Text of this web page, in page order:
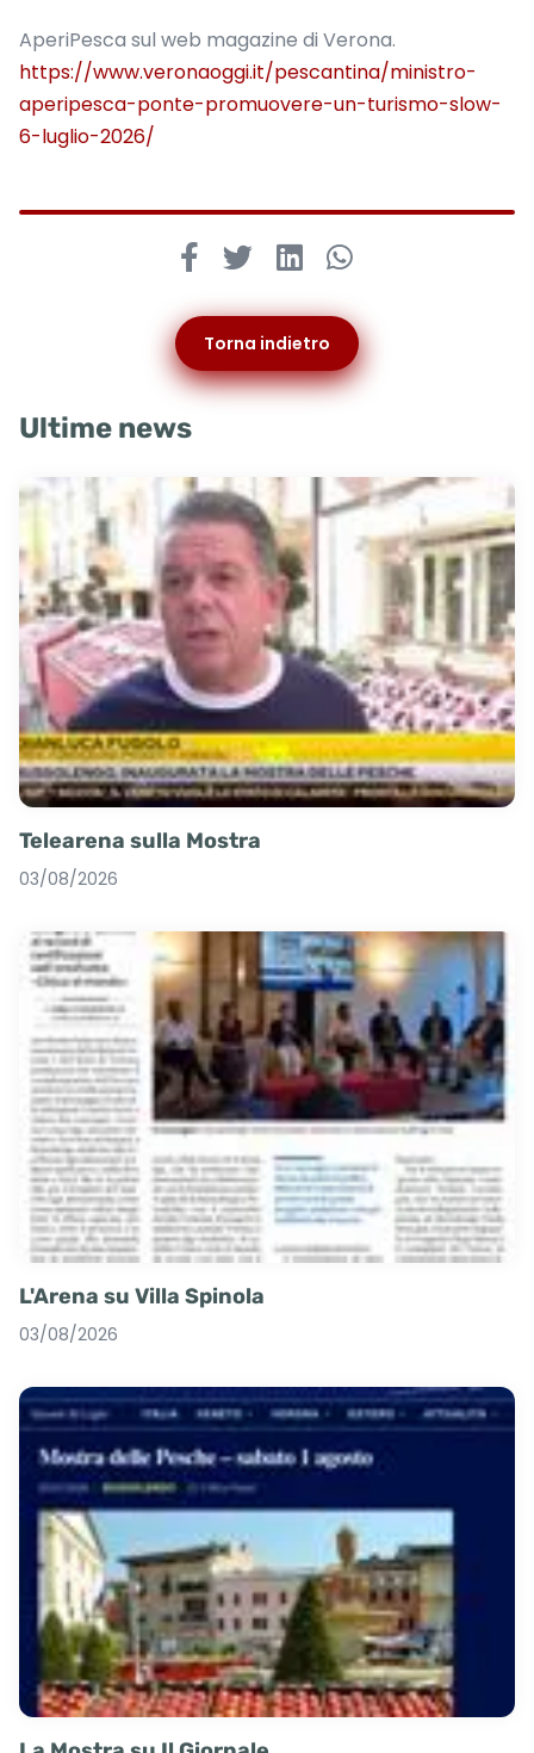
AperiPesca sul web magazine di Verona.
https://www.veronaoggi.it/pescantina/ministro-
aperipesca-ponte-promuovere-un-turismo-slow-
6-luglio-2026/
Torna indietro
Ultime news
Telearena sulla Mostra
03/08/2026
L'Arena su Villa Spinola
03/08/2026